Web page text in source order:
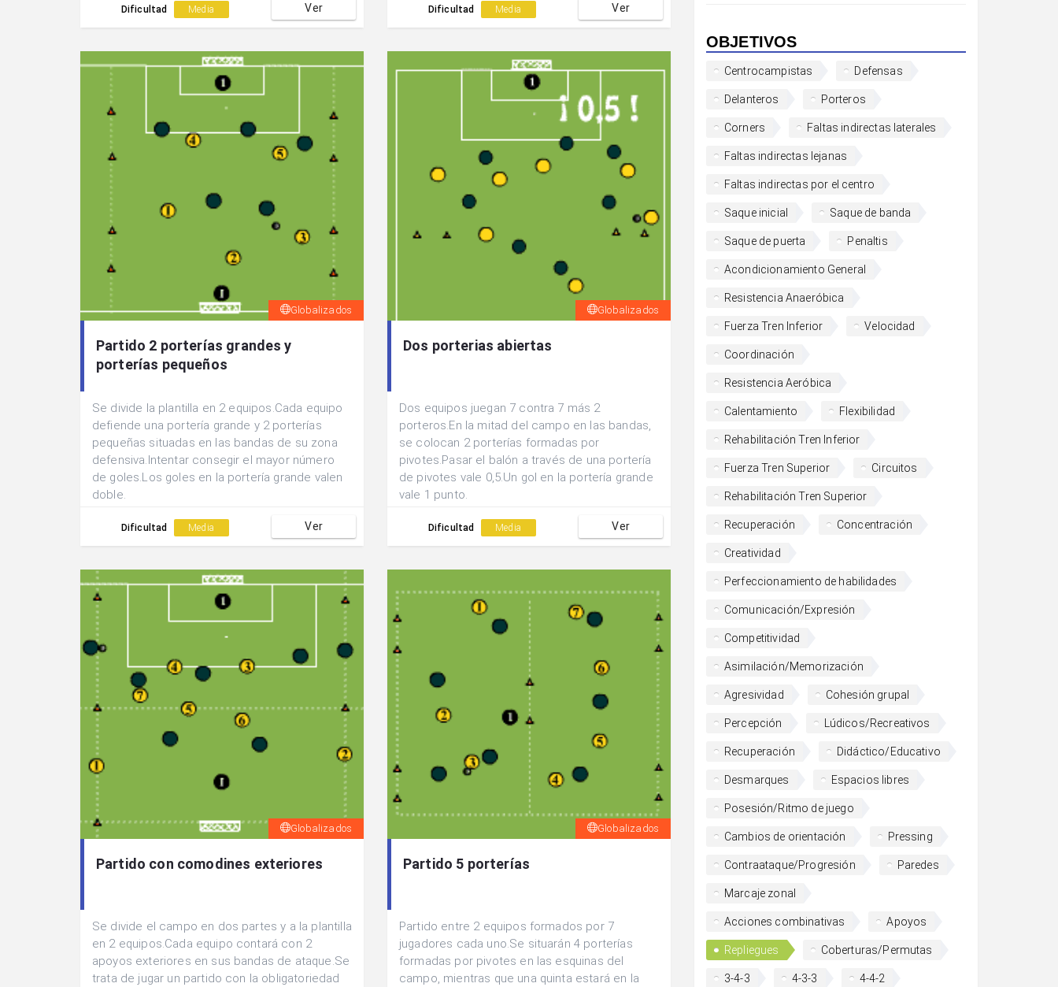
Dificultad Media Ver
rematando de cabeza desde cualquier lugar.
Dificultad Media Ver
Globalizados
Partido 2 porterías grandes y
porterías pequeños
Se divide la plantilla en 2 equipos.Cada equipo
defiende una portería grande y 2 porterías
pequeñas situadas en las bandas de su zona
defensiva.Intentar consegir el mayor número
de goles.Los goles en la portería grande valen
doble.
Dificultad Media Ver
Globalizados
Dos porterias abiertas
Dos equipos juegan 7 contra 7 más 2
porteros.En la mitad del campo en las bandas,
se colocan 2 porterías formadas por
pivotes.Pasar el balón a través de una portería
de pivotes vale 0,5.Un gol en la portería grande
vale 1 punto.
Dificultad Media Ver
Globalizados
Partido con comodines exteriores
Se divide el campo en dos partes y a la plantilla
en 2 equipos.Cada equipo contará con 2
apoyos exteriores en sus bandas de ataque.Se
trata de jugar un partido con la obligatoriedad
Globalizados
Partido 5 porterías
Partido entre 2 equipos formados por 7
jugadores cada uno.Se situarán 4 porterías
formadas por pivotes en las esquinas del
campo, mientras que una quinta estará en la
OBJETIVOS
Centrocampistas Defensas
Delanteros Porteros
Corners Faltas indirectas laterales
Faltas indirectas lejanas
Faltas indirectas por el centro
Saque inicial Saque de banda
Saque de puerta Penaltis
Acondicionamiento General
Resistencia Anaeróbica
Fuerza Tren Inferior Velocidad
Coordinación
Resistencia Aeróbica
Calentamiento Flexibilidad
Rehabilitación Tren Inferior
Fuerza Tren Superior Circuitos
Rehabilitación Tren Superior
Recuperación Concentración
Creatividad
Perfeccionamiento de habilidades
Comunicación/Expresión
Competitividad
Asimilación/Memorización
Agresividad Cohesión grupal
Percepción Lúdicos/Recreativos
Recuperación Didáctico/Educativo
Desmarques Espacios libres
Posesión/Ritmo de juego
Cambios de orientación Pressing
Contraataque/Progresión Paredes
Marcaje zonal
Acciones combinativas Apoyos
Repliegues Coberturas/Permutas
3-4-3 4-3-3 4-4-2